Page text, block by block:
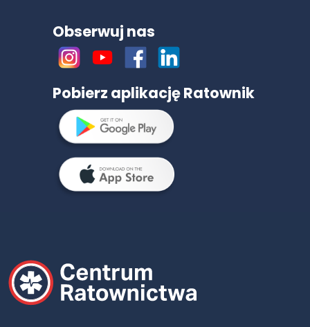
Obserwuj nas
Pobierz aplikację Ratownik